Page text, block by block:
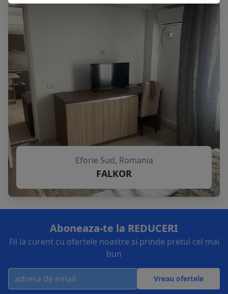
Eforie Sud, Romania
FALKOR
Aboneaza-te la REDUCERI
Fii la curent cu ofertele noastre si prinde pretul cel mai
bun
Vreau ofertele